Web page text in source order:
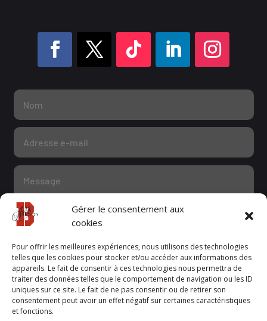
Gérer le consentement aux
cookies
Pour offrir les meilleures expériences, nous utilisons des technologies
telles que les cookies pour stocker et/ou accéder aux informations des
appareils. Le fait de consentir à ces technologies nous permettra de
traiter des données telles que le comportement de navigation ou les ID
uniques sur ce site. Le fait de ne pas consentir ou de retirer son
consentement peut avoir un effet négatif sur certaines caractéristiques
et fonctions.
Confidentialité
J'accepte la politique de confidentialité